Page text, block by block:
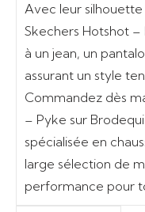
Avec leur
Skechers Hotshot
à un jean, un
assurant un style
Commandez dès
– Pyke sur
spécialisée en
large sélection de
performance pour